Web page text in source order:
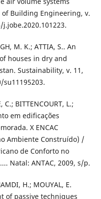
Building Engineering, v.
j.jobe.2020.101223.
M. K.; ATTIA, S.. An
houses in dry and
Sustainability, v. 11,
su11195203.
C.; BITTENCOURT, L.;
em edificações
X ENCAC
Ambiente Construído) /
de Conforto no
Natal: ANTAC, 2009, s/p.
H.; MOUYAL, E.
of passive techniques